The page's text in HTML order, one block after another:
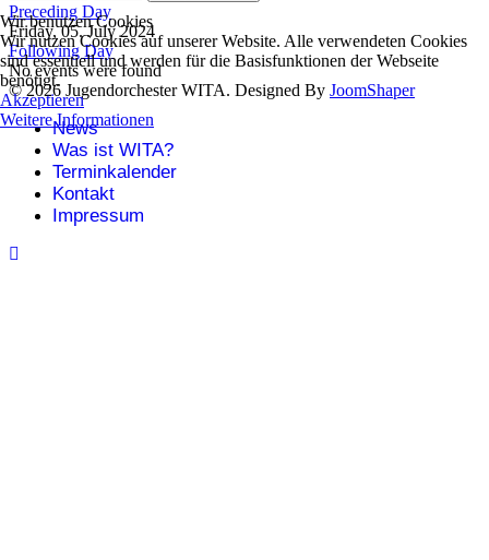
Preceding Day
Friday, 05. July 2024
Following Day
No events were found
© 2026 Jugendorchester WITA. Designed By JoomShaper
News
Was ist WITA?
Terminkalender
Kontakt
Impressum
Wir benutzen Cookies
Wir nutzen Cookies auf unserer Website. Alle verwendeten Cookies
sind essentiell und werden für die Basisfunktionen der Webseite
benötigt.
Akzeptieren
Weitere Informationen